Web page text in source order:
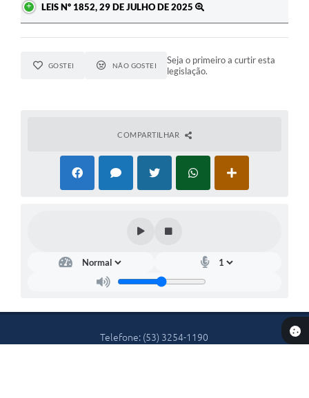
LEIS Nº 1852, 29 DE JULHO DE 2025
GOSTEI NÃO GOSTEI
Seja o primeiro a curtir esta
legislação.
COMPARTILHAR
Telefone: (53) 3254-1190